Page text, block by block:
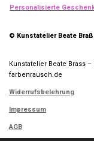
Personalisierte
© Kunstatelier Beate
Kunstatelier Beate Brass
farbenrausch.de
Widerrufsbelehrung
Impressum
AGB